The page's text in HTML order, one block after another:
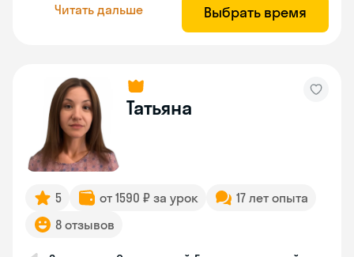
Читать дальше Выбрать время
Татьяна
5 от 1590 ₽ за урок
17 лет опыта
8 отзывов